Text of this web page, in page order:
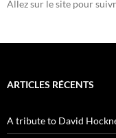
Allez sur le site pour
ARTICLES RÉCENTS
A tribute to David